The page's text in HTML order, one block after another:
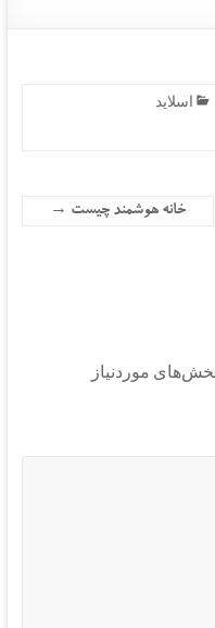
اسلاید
خانه هوشمند چیست →
موردنیاز